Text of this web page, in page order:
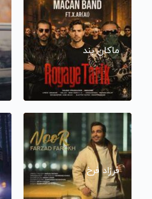
ماکان بند
فرزاد فرخ